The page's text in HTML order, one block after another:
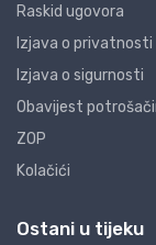
Raskid ugovora
Izjava o privatnosti
Izjava o sigurnosti
Obavijest
ZOP
Kolačići
Ostani u tijeku